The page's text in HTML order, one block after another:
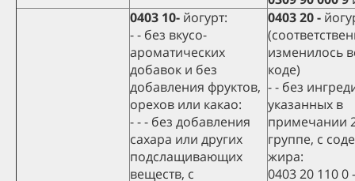
0403 10- йогурт:
- - без вкусо-
ароматических
добавок и без
добавления фруктов,
орехов или какао:
- - - без добавления
сахара или других
подслащивающих
веществ, с
0403 20 -
изменилось
коде)
- - без
указанных в
примечании
группе, с
жира:
0403 20 110 0